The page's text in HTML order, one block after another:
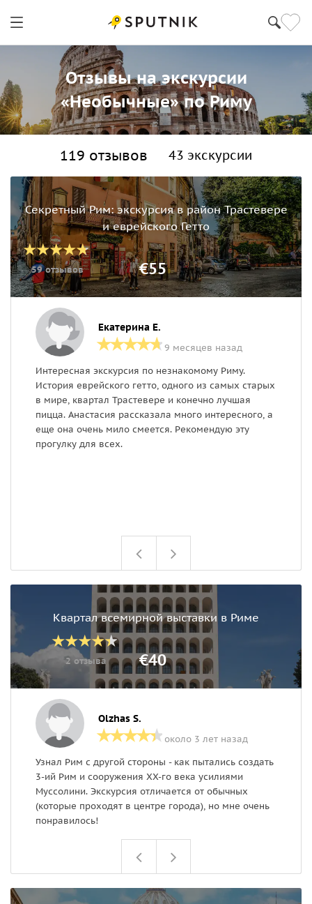
Отзывы на экскурсии
«Необычные» по Риму
119 отзывов 43 экскурсии
Секретный Рим: экскурсия в район Трастевере
и еврейского Гетто
59 отзывов €55
Екатерина Е.
9 месяцев назад
Интересная экскурсия по незнакомому Риму.
История еврейского гетто, одного из самых старых
в мире, квартал Трастевере и конечно лучшая
пицца. Анастасия рассказала много интересного, а
еще она очень мило смеется. Рекомендую эту
прогулку для всех.
Квартал всемирной выставки в Риме
2 отзыва €40
Olzhas S.
около 3 лет назад
Узнал Рим с другой стороны - как пытались создать
3-ий Рим и сооружения ХХ-го века усилиями
Муссолини. Экскурсия отличается от обычных
(которые проходят в центре города), но мне очень
понравилось!